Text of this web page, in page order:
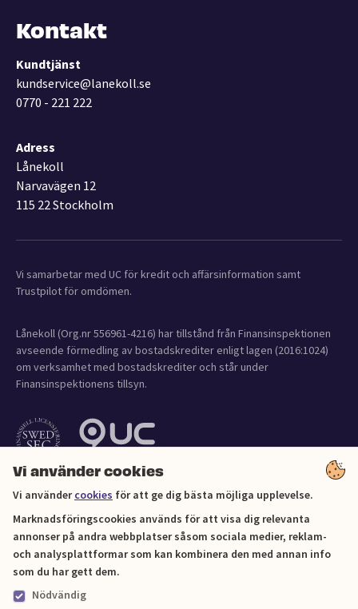
Vi använder cookies
Vi användercookies för att ge dig bästa möjliga upplevelse.
Marknadsföringscookies används för att visa dig relevanta
annonser på andra webbplatser såsom sociala medier, reklam-
och analysplattformar som kan kombinera den med annan info
som du har gett dem.
Nödvändig
Kontakt
Kundtjänst
kundservice@lanekoll.se
0770 - 221 222
Adress
Lånekoll
Narvavägen 12
115 22 Stockholm
Vi samarbetar med UC för kredit och affärsinformation samt
Trustpilot för omdömen.
Lånekoll (Org.nr 556961-4216) har tillstånd från Finansinspektionen
avseende förmedling av bostadskrediter enligt lagen (2016:1024)
om verksamhet med bostadskrediter och står under
Finansinspektionens tillsyn.
Cookies
Sitemap